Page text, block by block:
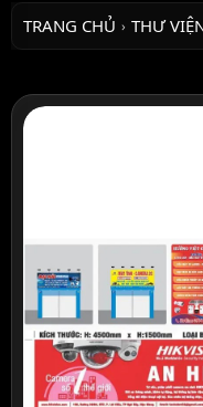
TRANG CHỦ › THƯ